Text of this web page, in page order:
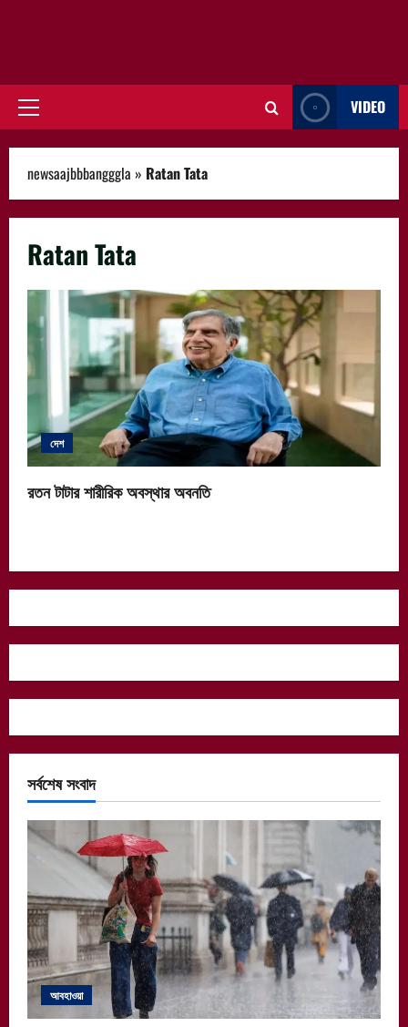
Primary
VIDEO
newsaajbbbangggla » Ratan Tata
Ratan Tata
দেশ
রতন টাটার শারীরিক অবস্থার অবনতি
সর্বশেষ সংবাদ
আবহাওয়া